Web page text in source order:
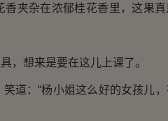
夹杂在浓郁桂花香里，这果真
想来是要在这儿上课了。
：“杨小姐这么好的女孩儿，